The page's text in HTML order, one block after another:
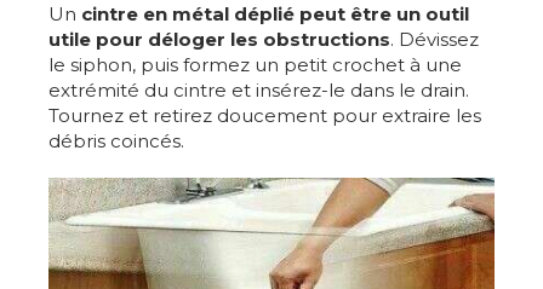
Un cintre en métal déplié peut être un outil
utile pour déloger les obstructions. Dévissez
le siphon, puis formez un petit crochet à une
extrémité du cintre et insérez-le dans le drain.
Tournez et retirez doucement pour extraire les
débris coincés.